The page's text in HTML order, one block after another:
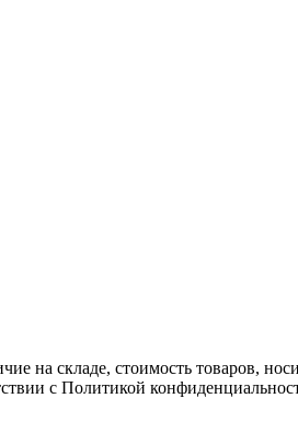
на складе, стоимость товаров,
с Политикой